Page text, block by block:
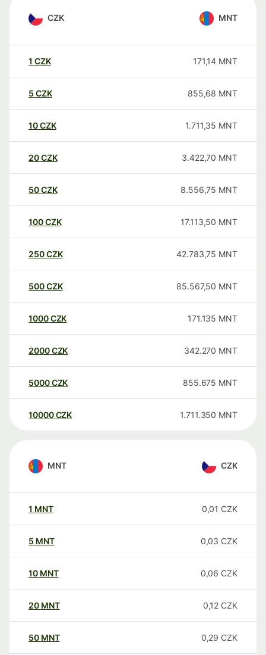
CZK MNT
1 CZK 171,14 MNT
5 CZK 855,68 MNT
10CZK 1.711,35 MNT
20CZK 3.422,70 MNT
50CZK 8.556,75 MNT
100CZK 17.113,50 MNT
250CZK 42.783,75 MNT
500CZK 85.567,50 MNT
1000CZK 171.135 MNT
2000CZK 342.270 MNT
5000CZK 855.675 MNT
10000 CZK 1.711.350 MNT
MNT CZK
1 MNT 0,01 CZK
5 MNT 0,03 CZK
10 MNT 0,06 CZK
20 MNT 0,12 CZK
50 MNT 0,29 CZK